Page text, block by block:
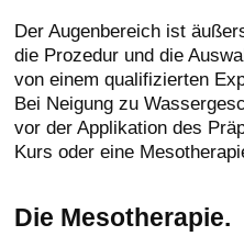
Der Augenbereich ist
die Prozedur und die
von einem qualifizierten
Bei Neigung zu
vor der Applikation des
Kurs oder eine
Die Mesotherapie.